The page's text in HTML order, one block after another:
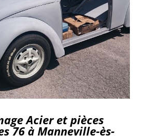
Acier et pièces
76 à Manneville-ès-